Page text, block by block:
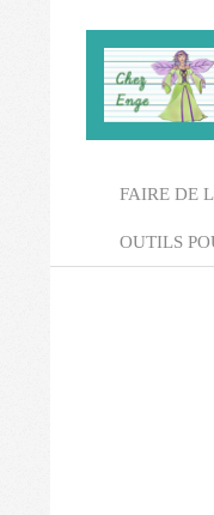
content
d'une
Secondary
Menu
FAIRE DE
OUTILS